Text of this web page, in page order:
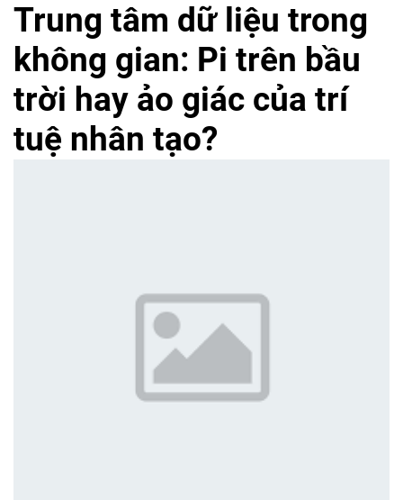
Trung tâm dữ liệu trong
không gian: Pi trên bầu
trời hay ảo giác của trí
tuệ nhân tạo?